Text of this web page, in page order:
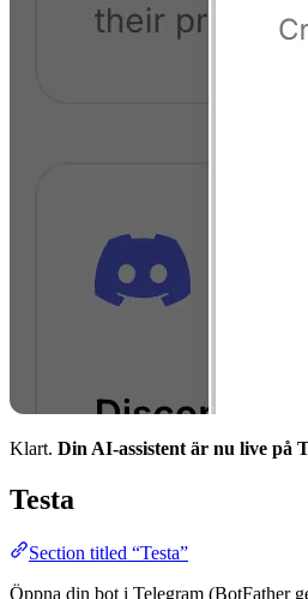
Klart. Din AI-assistent är nu live på
Testa
Section titled “Testa”
Öppna din bot i Telegram (BotFather